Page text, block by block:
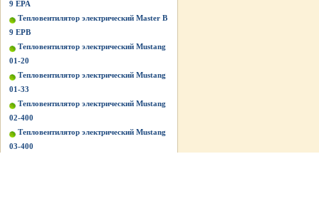
9 EPA
Тепловентилятор электрический Master B
9 EPB
Тепловентилятор электрический Mustang
01-20
Тепловентилятор электрический Mustang
01-33
Тепловентилятор электрический Mustang
02-400
Тепловентилятор электрический Mustang
03-400